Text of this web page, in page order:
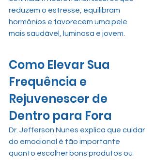
reduzem o estresse, equilibram
hormônios e favorecem uma pele
mais saudável, luminosa e jovem.
Como Elevar Sua
Frequência e
Rejuvenescer de
Dentro para Fora
Dr. Jefferson Nunes explica que cuidar
do emocional é tão importante
quanto escolher bons produtos ou